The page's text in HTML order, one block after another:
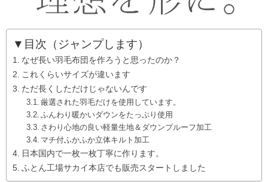
▼目次（ジャンプします）
なぜ長い羽毛布団を作ろうと思ったのか？
これくらいサイズが違います
ただ長くしただけじゃないんです
厳選された羽毛だけを使用しています。
ふんわり暖かいダウンをたっぷり使用
さわり心地の良い軽量生地＆ダウンプルーフ加工
マチ付ふかふか立体キルト加工
日本国内で一枚一枚丁寧に作ります。
ふとん工場サカイ本店でも販売スタートしました